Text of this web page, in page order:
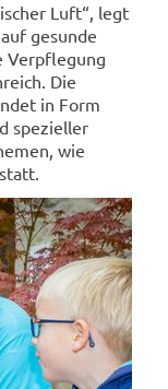
Luft“, legt
gesunde
Verpflegung
Die
in Form
spezieller
wie